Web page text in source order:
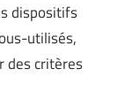
dispositifs
utilisés,
des critères